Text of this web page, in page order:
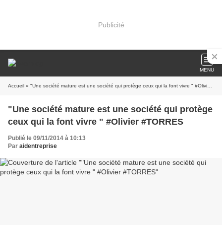
Publicité
MENU
Accueil » "Une société mature est une société qui protège ceux qui la font vivre " #Olivier #TORRES
"Une société mature est une société qui protège
ceux qui la font vivre " #Olivier #TORRES
Publié le 09/11/2014 à 10:13
Par aidentreprise